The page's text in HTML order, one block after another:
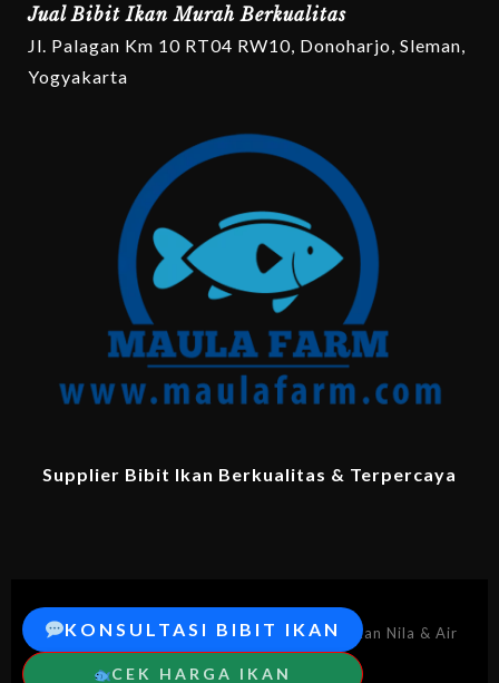
Jual Bibit Ikan Murah Berkualitas
Jl. Palagan Km 10 RT04 RW10, Donoharjo, Sleman,
Yogyakarta
Supplier Bibit Ikan Berkualitas & Terpercaya
© 2026 MaulaFarm.com – Supplier Bibit Ikan Nila & Air
Tawar Berkualitas.
KONSULTASI BIBIT IKAN
CEK HARGA IKAN